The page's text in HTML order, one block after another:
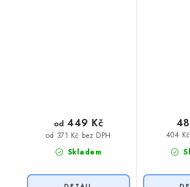
Skladem
od 371 Kč bez DPH
od 449 Kč
404